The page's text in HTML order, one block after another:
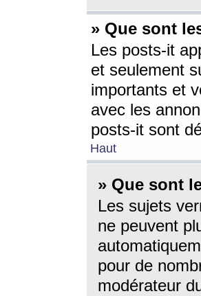
» Que sont
Les posts-it
et seulement
importants et
avec les
posts-it sont
Haut
» Que sont
Les sujets
ne peuvent
pour de
modérateur